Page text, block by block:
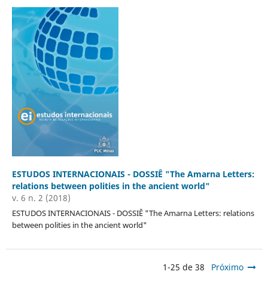
ESTUDOS INTERNACIONAIS - DOSSIÊ "The Amarna Letters:
relations between polities in the ancient world"
v. 6 n. 2 (2018)
ESTUDOS INTERNACIONAIS - DOSSIÊ "The Amarna Letters: relations
between polities in the ancient world"
1-25 de 38 Próximo